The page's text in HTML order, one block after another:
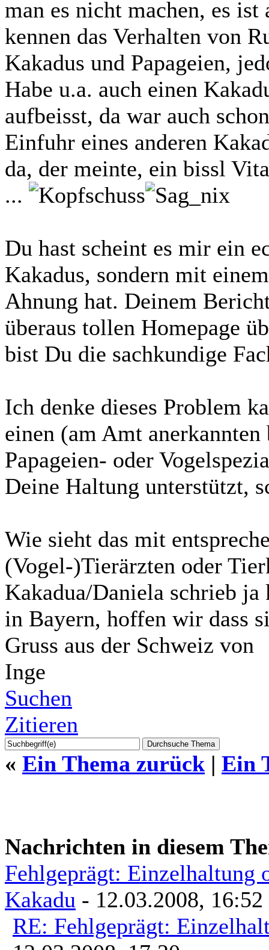
man es nicht machen, es
kennen das Verhalten von
Kakadus und Papageien,
Habe u.a. auch einen
aufbeisst, da war auch
Einfuhr eines anderen
da, der meinte, ein bissl
...
Du hast scheint es mir ein
Kakadus, sondern mit
Ahnung hat. Deinem
überaus tollen Homepage
bist Du die sachkundige
Ich denke dieses Problem
einen (am Amt
Papageien- oder
Deine Haltung unterstützt,
Wie sieht das mit
(Vogel-)Tierärzten oder
Kakadua/Daniela schrieb
in Bayern, hoffen wir dass
Gruss aus der Schweiz von
Inge
Suchen
Zitieren
« Ein Thema zurück | Ein
Nachrichten in diesem
Fehlgeprägt: Einzelhaltung
Kakadu - 12.03.2008, 16:52
RE: Fehlgeprägt: